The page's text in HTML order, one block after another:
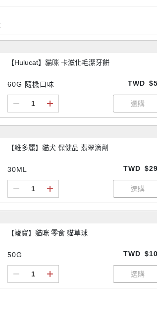
【Hulucat】貓咪 卡滋化毛潔牙餅
60G 隨機口味 TWD
【維多麗】貓犬 保健品 翡翠滴劑
30ML TWD
【竣寶】貓咪 零食 貓草球
50G TWD